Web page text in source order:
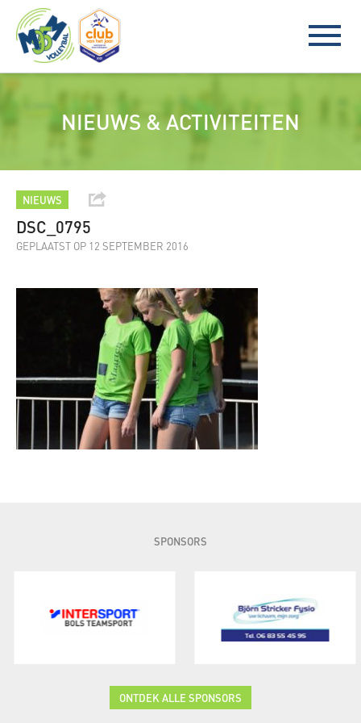
NIEUWS & ACTIVITEITEN
NIEUWS
DSC_0795
GEPLAATST OP 12 SEPTEMBER 2016
SPONSORS
ONTDEK ALLE SPONSORS